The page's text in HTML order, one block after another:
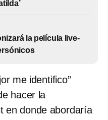
la película live-
me identifico”
hacer la
en donde abordaría